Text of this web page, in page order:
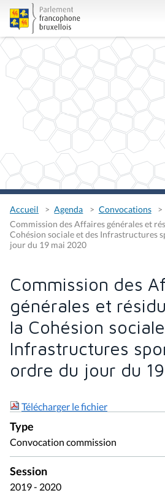
Accueil Agenda
Convocations
Commission des Affaires générales et
Cohésion sociale et des Infrastructures
jour du 19 mai 2020
Commission des
générales et
la Cohésion
Infrastructures
ordre du jour du
Télécharger le fichier
Type
Convocation commission
Session
2019 - 2020